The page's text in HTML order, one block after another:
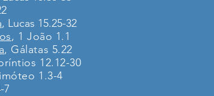
, Lucas 15.25-32
, 1 João 1.1
, Gálatas 5.22
12.12-30
1.3-4
7